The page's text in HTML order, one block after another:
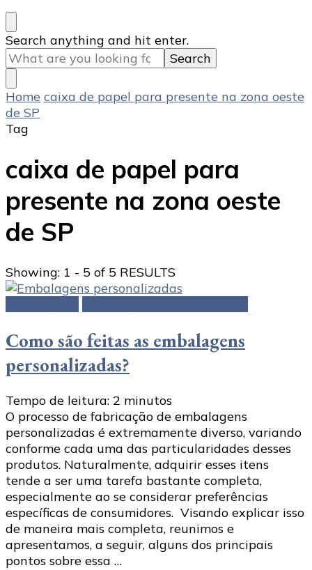
Looking
for
Something?
Search anything and hit enter.
Home caixa de papel para presente na zona oeste
de SP
Tag
caixa de papel para
presente na zona oeste
de SP
Showing: 1 - 5 of 5 RESULTS
Como são feitas as embalagens
personalizadas?
Tempo de leitura: 2 minutos
O processo de fabricação de embalagens
personalizadas é extremamente diverso, variando
conforme cada uma das particularidades desses
produtos. Naturalmente, adquirir esses itens
tende a ser uma tarefa bastante completa,
especialmente ao se considerar preferências
específicas de consumidores. Visando explicar isso
de maneira mais completa, reunimos e
apresentamos, a seguir, alguns dos principais
pontos sobre essa …